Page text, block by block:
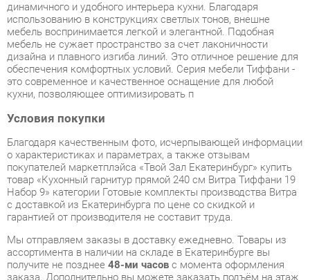
обеспечения комфортных условий. Серия мебели Тиффани -
это современное и качественное оснащение для любой
кухни, позволяющее оптимизировать п
Условия покупки
Благодаря качественным фото, исчерпывающей информации
о характеристиках и параметрах, а также отзывам
покупателей маркетплэйса «Твой Зал Екатеринбург» купить
Набор 9» категории Готовые комплекты производства Витра
гарантией от производителя не составит труда.
Мы отправляем заказы в доставку ежедневно. Товары из
ассортимента в наличии на складе в Екатеринбурге вы
получите не позднее48-ми часовс момента оформления
заказа. Дополнительно вы можете заказать подъём на этаж
и сборку мебельных изделий.
Срок доставки в другие регионы, и для товаров, находящихся
на складах производителей, рассчитывается индивидуально.
Уточнить наличие, срок и стоимость доставки вы можете
через формуобратной связи